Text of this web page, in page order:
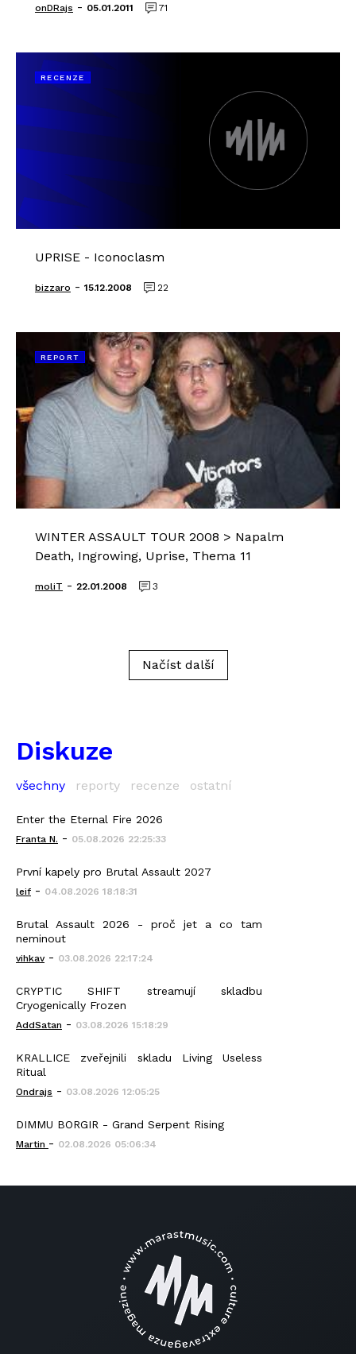
onDRajs - 05.01.2011 71
RECENZE
UPRISE - Iconoclasm
bizzaro - 15.12.2008 22
REPORT
WINTER ASSAULT TOUR 2008 > Napalm
Death, Ingrowing, Uprise, Thema 11
moliT - 22.01.2008 3
Načíst další
Diskuze
všechny reporty recenze ostatní
Enter the Eternal Fire 2026
Franta N. - 05.08.2026 22:25:33
První kapely pro Brutal Assault 2027
leif - 04.08.2026 18:18:31
Brutal Assault 2026 - proč jet a co tam
neminout
vihkav- 03.08.2026 22:17:24
CRYPTIC SHIFT streamují skladbu
Cryogenically Frozen
AddSatan - 03.08.2026 15:18:29
KRALLICE zveřejnili skladu Living Useless
Ritual
Ondrajs - 03.08.2026 12:05:25
DIMMU BORGIR - Grand Serpent Rising
Martin - 02.08.2026 05:06:34